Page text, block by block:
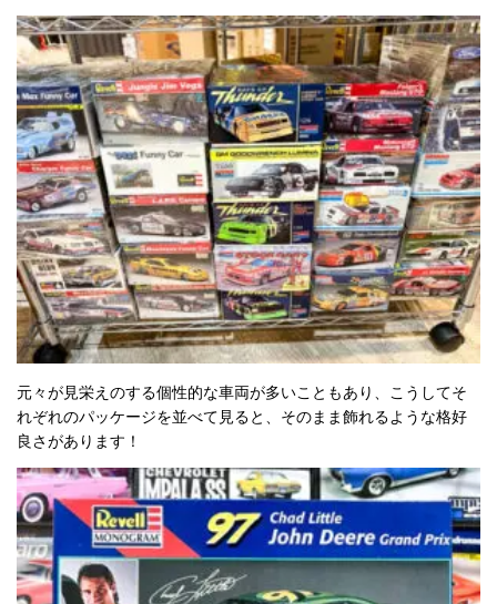
元々が見栄えのする個性的な車両が多いこともあり、こうしてそ
れぞれのパッケージを並べて見ると、そのまま飾れるような格好
良さがあります！